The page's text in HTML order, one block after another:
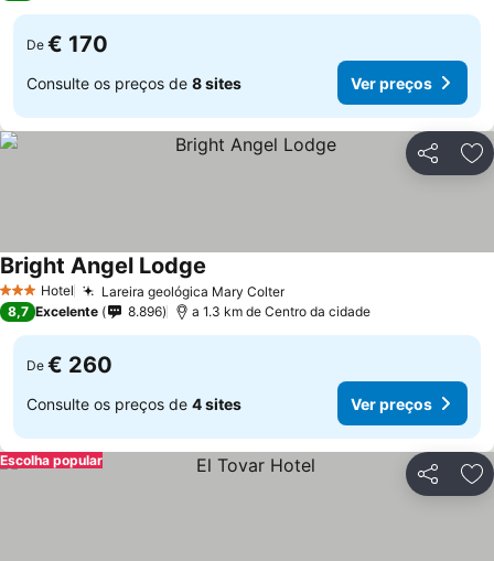
De € 170
Consulte os preços de 8 sites Ver preços
Partilhar
3 EstrelasHotel Lareira geológica Mary Colter
Bright Angel Lodge
8,7 Excelente 8.896 a 1.3 km de Centro da cidade
De € 260
Consulte os preços de 4 sites Ver preços
Partilhar
Escolha popular